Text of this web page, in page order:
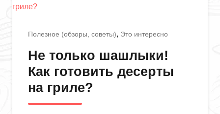
Полезное (обзоры, советы) Это интересно
Не только шашлыки!
Как готовить десерты
на гриле?